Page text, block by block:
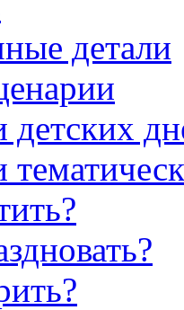
детали
детских